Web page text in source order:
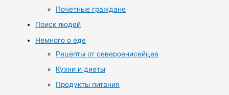
Почетные граждане
Поиск людей
Немного о еде
Рецепты от североенисейцев
Кухни и диеты
Продукты питания